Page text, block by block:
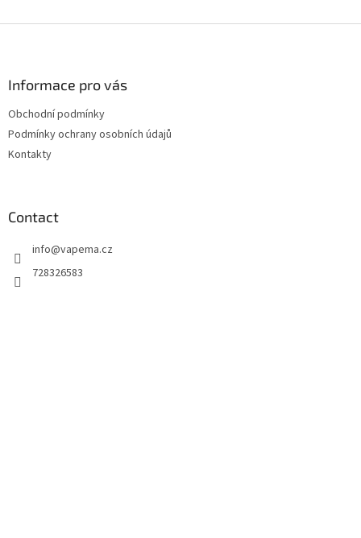
Informace pro vás
Obchodní podmínky
Podmínky ochrany osobních údajů
Kontakty
Contact
info@vapema.cz
728326583